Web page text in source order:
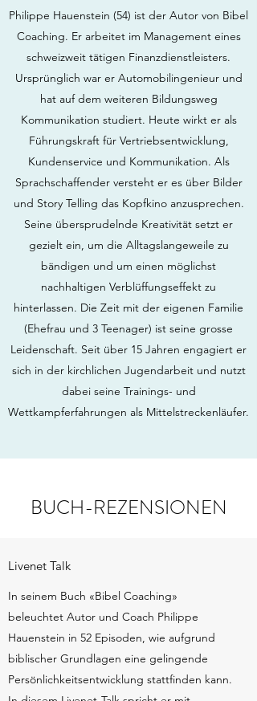
Philippe Hauenstein (54) ist der Autor von Bibel
Coaching. Er arbeitet im Management eines
schweizweit tätigen Finanzdienstleisters.
Ursprünglich war er Automobilingenieur und
hat auf dem weiteren Bildungsweg
Kommunikation studiert. Heute wirkt er als
Führungskraft für Vertriebsentwicklung,
Kundenservice und Kommunikation. Als
Sprachschaffender versteht er es über Bilder
und Story Telling das Kopfkino anzusprechen.
Seine übersprudelnde Kreativität setzt er
gezielt ein, um die Alltagslangeweile zu
bändigen und um einen möglichst
nachhaltigen Verblüffungseffekt zu
hinterlassen. Die Zeit mit der eigenen Familie
(Ehefrau und 3 Teenager) ist seine grosse
Leidenschaft. Seit über 15 Jahren engagiert er
sich in der kirchlichen Jugendarbeit und nutzt
dabei seine Trainings- und
Wettkampferfahrungen als Mittelstreckenläufer.
BUCH-REZENSIONEN
Livenet Talk
In seinem Buch «Bibel Coaching»
beleuchtet Autor und Coach Philippe
Hauenstein in 52 Episoden, wie aufgrund
biblischer Grundlagen eine gelingende
Persönlichkeitsentwicklung stattfinden kann.